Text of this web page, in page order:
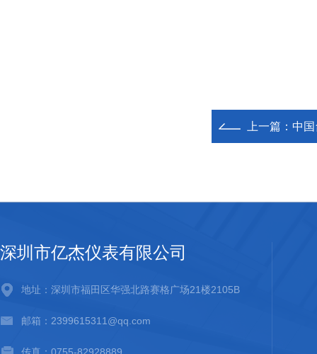
上一篇： 中
深圳市亿杰仪表有限公司
地址：深圳市福田区华强北路赛格广场21楼2105B
邮箱：2399615311@qq.com